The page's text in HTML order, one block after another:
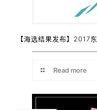
【海选结果发布】2017
Read more